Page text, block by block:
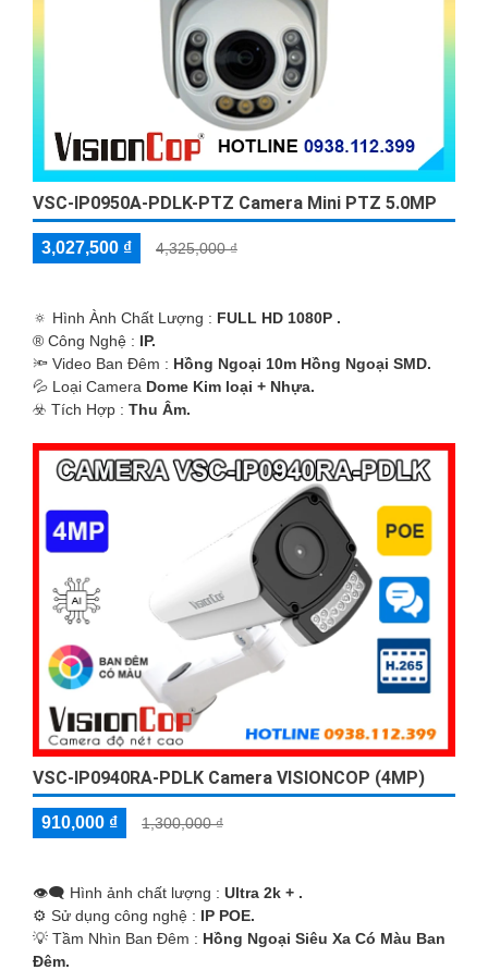
VSC-IP0950A-PDLK-PTZ Camera Mini PTZ 5.0MP
3,027,500 ₫ 4,325,000 ₫
🔅 Hình Ành Chất Lượng : FULL HD 1080P .
®️ Công Nghệ : IP.
🔦 Video Ban Đêm : Hồng Ngoại 10m Hồng Ngoại SMD.
💦 Loại Camera Dome Kim loại + Nhựa.
️☣️ Tích Hợp : Thu Âm.
VSC-IP0940RA-PDLK Camera VISIONCOP (4MP)
910,000 ₫ 1,300,000 ₫
👁️‍🗨 Hình ảnh chất lượng : Ultra 2k + .
⚙ Sử dụng công nghệ : IP POE.
💡 Tầm Nhìn Ban Đêm : Hồng Ngoại Siêu Xa Có Màu Ban
Ðêm.